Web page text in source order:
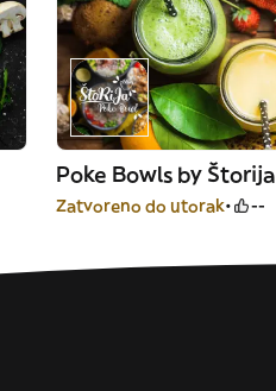
Poke Bowls by Štorija
Zatvoreno do utorak --